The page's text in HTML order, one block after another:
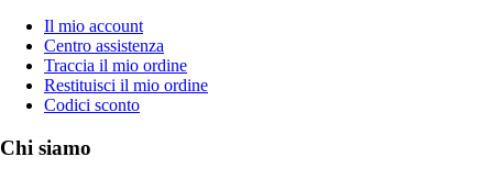
Il mio account
Centro assistenza
Traccia il mio ordine
Restituisci il mio ordine
Codici sconto
Chi siamo